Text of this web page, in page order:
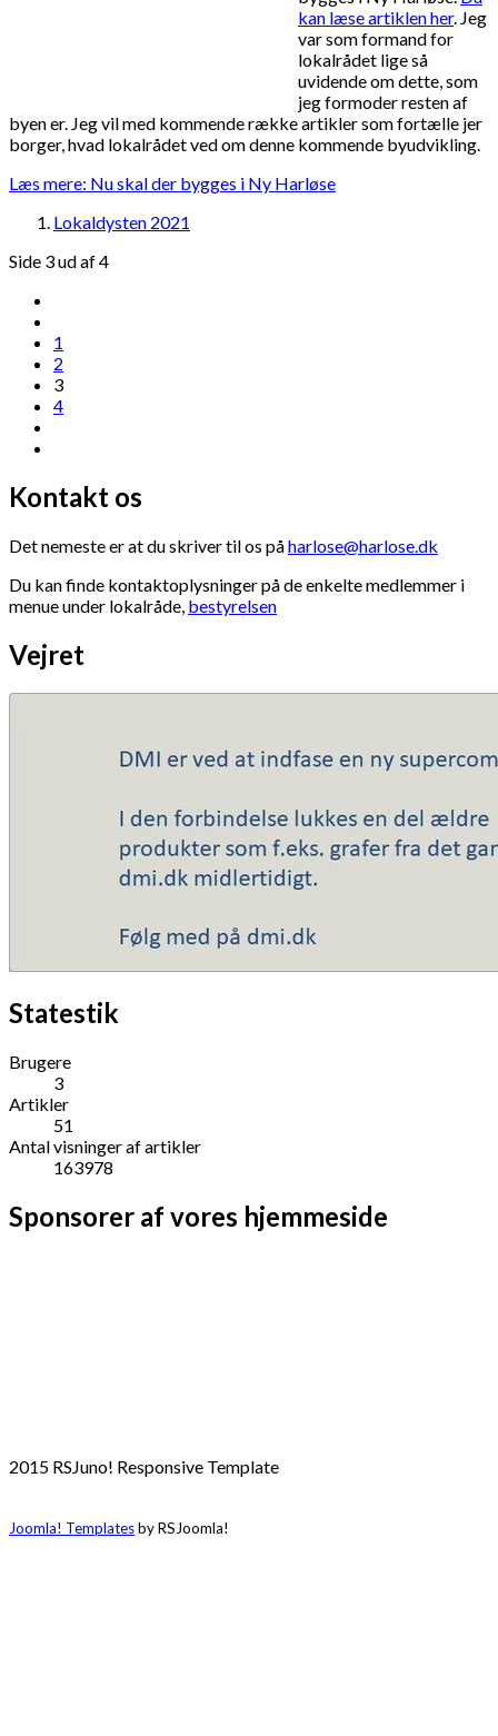
kan læse artiklen her. Jeg
var som formand for
lokalrådet lige så
uvidende om dette, som
jeg formoder resten af
byen er. Jeg vil med kommende række artikler som fortælle jer
borger, hvad lokalrådet ved om denne kommende byudvikling.
Læs mere: Nu skal der bygges i Ny Harløse
Lokaldysten 2021
Side 3 ud af 4
1
2
3
4
Kontakt os
Det nemeste er at du skriver til os påharlose@harlose.dk
Du kan finde kontaktoplysninger på de enkelte medlemmer i
menue under lokalråde, bestyrelsen
Vejret
Statestik
Brugere
3
Artikler
51
Antal visninger af artikler
163978
Sponsorer af vores hjemmeside
2015 RSJuno! Responsive Template
Joomla! Templatesby RSJoomla!